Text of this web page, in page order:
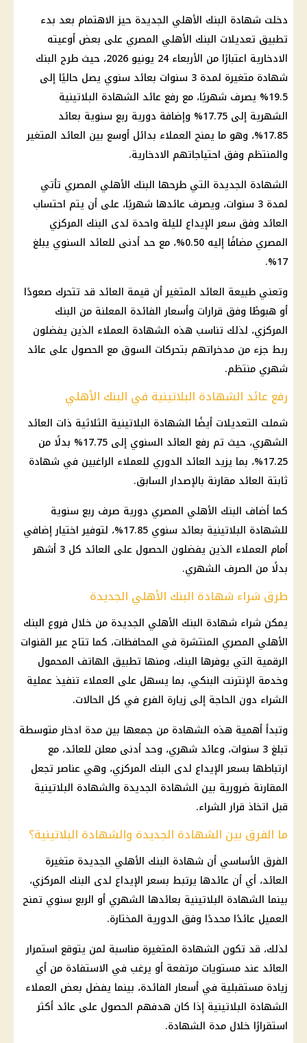
دخلت شهادة البنك الأهلي الجديدة حيز الاهتمام بعد بدء
تطبيق تعديلات البنك الأهلي المصري على بعض أوعيته
الادخارية اعتبارًا من الأربعاء 24 يونيو 2026، حيث طرح البنك
شهادة متغيرة لمدة 3 سنوات بعائد سنوي يصل حاليًا إلى
19.5% يصرف شهريًا، مع رفع عائد الشهادة البلاتينية
الشهرية إلى 17.75% وإضافة دورية ربع سنوية بعائد
17.85%، وهو ما يمنح العملاء بدائل أوسع بين العائد المتغير
والمنتظم وفق احتياجاتهم الادخارية.
الشهادة الجديدة التي طرحها البنك الأهلي المصري تأتي
لمدة 3 سنوات، ويصرف عائدها شهريًا، على أن يتم احتساب
العائد وفق سعر الإيداع لليلة واحدة لدى البنك المركزي
المصري مضافًا إليه 0.50%، مع حد أدنى للعائد السنوي يبلغ
17%.
وتعني طبيعة العائد المتغير أن قيمة العائد قد تتحرك صعودًا
أو هبوطًا وفق قرارات وأسعار الفائدة المعلنة من البنك
المركزي، لذلك تناسب هذه الشهادة العملاء الذين يفضلون
ربط جزء من مدخراتهم بتحركات السوق مع الحصول على عائد
شهري منتظم.
رفع عائد الشهادة البلاتينية في البنك الأهلي
شملت التعديلات أيضًا الشهادة البلاتينية الثلاثية ذات العائد
الشهري، حيث تم رفع العائد السنوي إلى 17.75% بدلًا من
17.25%، بما يزيد العائد الدوري للعملاء الراغبين في شهادة
ثابتة العائد مقارنة بالإصدار السابق.
كما أضاف البنك الأهلي المصري دورية صرف ربع سنوية
للشهادة البلاتينية بعائد سنوي 17.85%، لتوفير اختيار إضافي
أمام العملاء الذين يفضلون الحصول على العائد كل 3 أشهر
بدلًا من الصرف الشهري.
طرق شراء شهادة البنك الأهلي الجديدة
يمكن شراء شهادة البنك الأهلي الجديدة من خلال فروع البنك
الأهلي المصري المنتشرة في المحافظات، كما تتاح عبر القنوات
الرقمية التي يوفرها البنك، ومنها تطبيق الهاتف المحمول
وخدمة الإنترنت البنكي، بما يسهل على العملاء تنفيذ عملية
الشراء دون الحاجة إلى زيارة الفرع في كل الحالات.
وتبدأ أهمية هذه الشهادة من جمعها بين مدة ادخار متوسطة
تبلغ 3 سنوات، وعائد شهري، وحد أدنى معلن للعائد، مع
ارتباطها بسعر الإيداع لدى البنك المركزي، وهي عناصر تجعل
المقارنة ضرورية بين الشهادة الجديدة والشهادة البلاتينية
قبل اتخاذ قرار الشراء.
ما الفرق بين الشهادة الجديدة والشهادة البلاتينية؟
الفرق الأساسي أن شهادة البنك الأهلي الجديدة متغيرة
العائد، أي أن عائدها يرتبط بسعر الإيداع لدى البنك المركزي،
بينما الشهادة البلاتينية بعائدها الشهري أو الربع سنوي تمنح
العميل عائدًا محددًا وفق الدورية المختارة.
لذلك، قد تكون الشهادة المتغيرة مناسبة لمن يتوقع استمرار
العائد عند مستويات مرتفعة أو يرغب في الاستفادة من أي
زيادة مستقبلية في أسعار الفائدة، بينما يفضل بعض العملاء
الشهادة البلاتينية إذا كان هدفهم الحصول على عائد أكثر
استقرارًا خلال مدة الشهادة.